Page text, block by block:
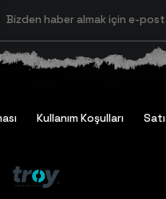
Kullanım Koşulları